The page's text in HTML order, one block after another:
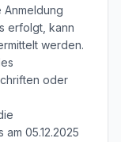
erfolgt, kann
werden.
oder
05.12.2025